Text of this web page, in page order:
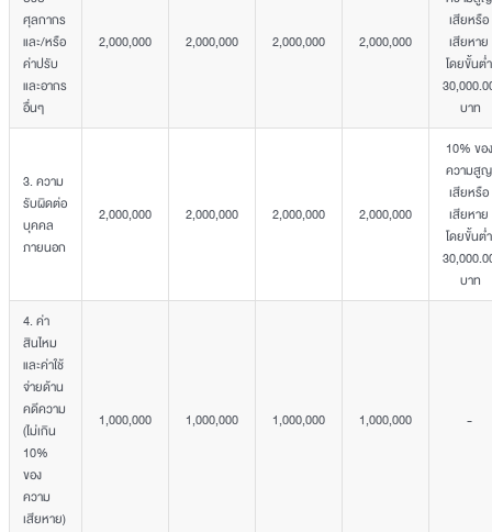
ศุลกากร
และ/หรือ
ค่าปรับ
และอากร
อื่นๆ
2,000,000 2,000,000 2,000,000 2,000,000
เสียหรือ
เสียหาย
โดยขั้นต่ำ
บาท
3. ความ
รับผิดต่อ
บุคคล
ภายนอก
2,000,000 2,000,000 2,000,000 2,000,000
10% ของ
ความสูญ
เสียหรือ
เสียหาย
โดยขั้นต่ำ
บาท
4. ค่า
สินไหม
และค่าใช้
จ่ายด้าน
คดีความ
(ไม่เกิน
10%
ของ
ความ
เสียหาย)
1,000,000 1,000,000 1,000,000 1,000,000 -